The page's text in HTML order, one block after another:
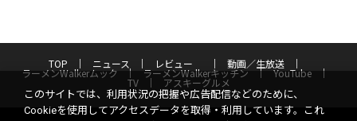
TOP ニュース レビュー 動画／生放送
ラーメンWalkerムック ラーメンWalkerキッチン YouTube
TV アスキーグルメ
このサイトでは、利用状況の把握や広告配信などのために、
Cookieを使用してアクセスデータを取得・利用しています。これ